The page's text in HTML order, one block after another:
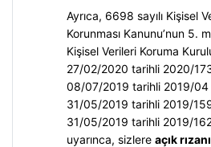
Ayrıca, 6698 sayılı Kişisel
Korunması Kanunu’nun 5.
Kişisel Verileri Koruma
27/02/2020 tarihli 2020/173
08/07/2019 tarihli 2019/04
31/05/2019 tarihli 2019/159
31/05/2019 tarihli 2019/162
uyarınca, sizlere açık